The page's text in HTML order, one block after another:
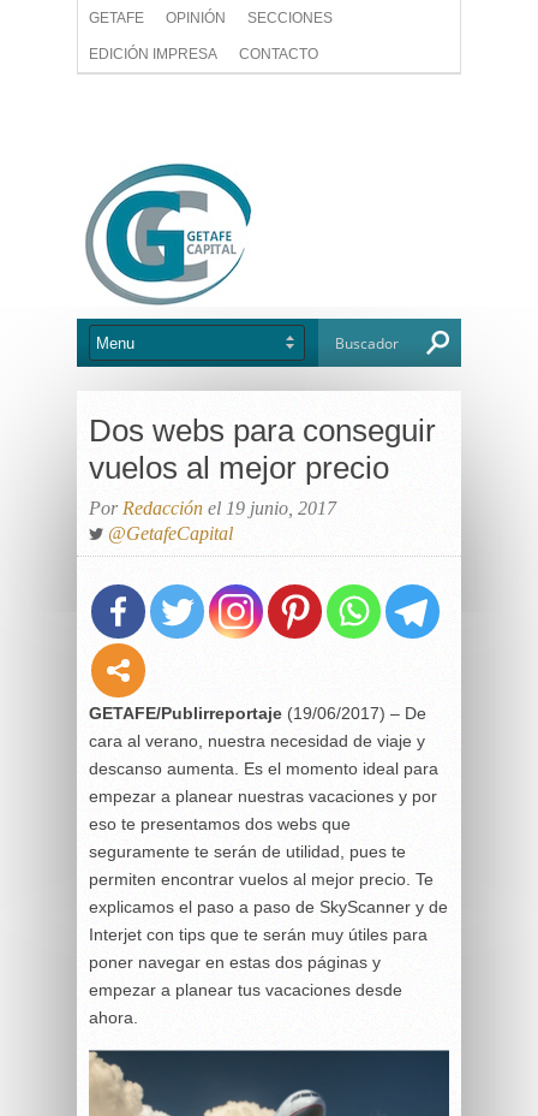
GETAFE OPINIÓN SECCIONES
EDICIÓN IMPRESA CONTACTO
Dos webs para conseguir
vuelos al mejor precio
Por Redacción el 19 junio, 2017
@GetafeCapital
GETAFE/Publirreportaje (19/06/2017) – De
cara al verano, nuestra necesidad de viaje y
descanso aumenta. Es el momento ideal para
empezar a planear nuestras vacaciones y por
eso te presentamos dos webs que
seguramente te serán de utilidad, pues te
permiten encontrar vuelos al mejor precio. Te
explicamos el paso a paso de SkyScanner y de
Interjet con tips que te serán muy útiles para
poner navegar en estas dos páginas y
empezar a planear tus vacaciones desde
ahora.